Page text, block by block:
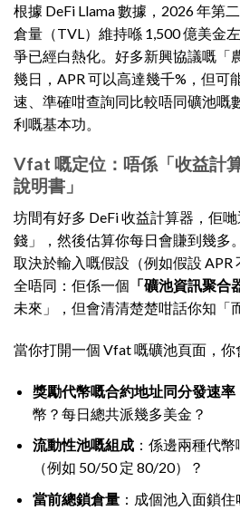
根據 DeFi Llama 數據，2026 年第
倉量（TVL）維持喺 1,500 億美金
爭已經白熱化。好多新興協議嘅「
幾日，APR 可以高達幾千%，但可
速、準確咁查詢同比較唔同礦池嘅
利嘅基本功。
Vfat 嘅定位：唔係「收益計
說明書」
坊間有好多 DeFi 收益計算器，佢
錢」，然後估算你每日會賺到幾多
取決於輸入嘅假設（例如假設
全唔同：佢係一個 「礦池資訊聚合
未來」，但會清清楚楚咁話你知「
當你打開一個 Vfat 嘅礦池頁面，你
獎勵代幣嘅合約地址同分發速率
幣？每日總共派幾多美金？
流動性池嘅組成：係邊兩種代
（例如 50/50 定 80/20）？
當前總鎖倉量：成個池入面鎖住